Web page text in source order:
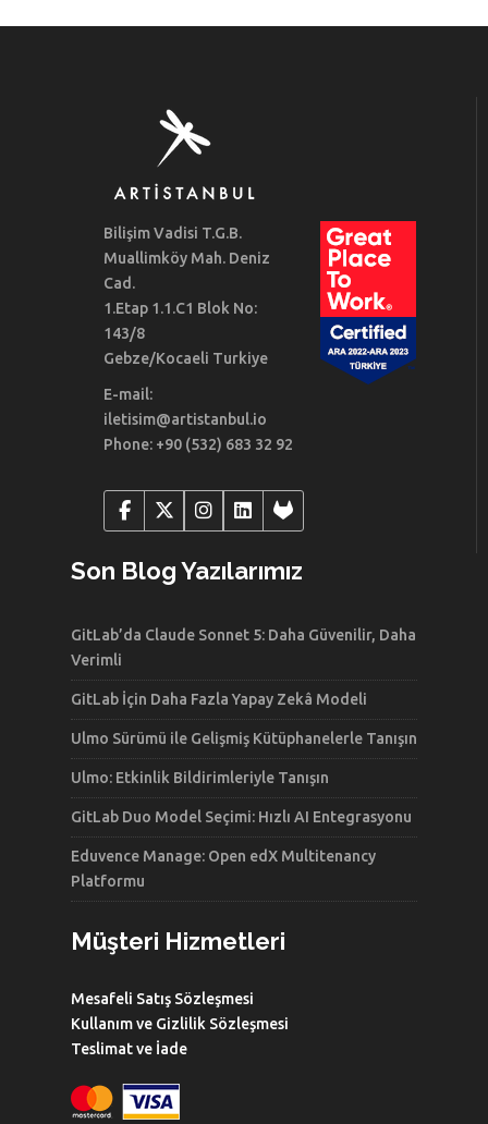
Bilişim Vadisi T.G.B.
Muallimköy Mah. Deniz
Cad.
1.Etap 1.1.C1 Blok No:
143/8
Gebze/Kocaeli Turkiye
E-mail:
iletisim@artistanbul.io
Phone: +90 (532) 683 32 92
Son Blog Yazılarımız
GitLab’da Claude Sonnet 5: Daha Güvenilir, Daha
Verimli
GitLab İçin Daha Fazla Yapay Zekâ Modeli
Ulmo Sürümü ile Gelişmiş Kütüphanelerle Tanışın
Ulmo: Etkinlik Bildirimleriyle Tanışın
GitLab Duo Model Seçimi: Hızlı AI Entegrasyonu
Eduvence Manage: Open edX Multitenancy
Platformu
Müşteri Hizmetleri
Mesafeli Satış Sözleşmesi
Kullanım ve Gizlilik Sözleşmesi
Teslimat ve İade